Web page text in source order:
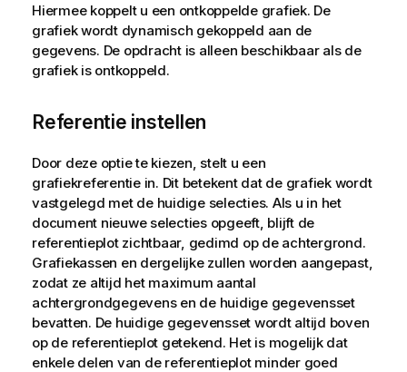
Hiermee koppelt u een ontkoppelde grafiek. De
grafiek wordt dynamisch gekoppeld aan de
gegevens. De opdracht is alleen beschikbaar als de
grafiek is ontkoppeld.
Referentie instellen
Door deze optie te kiezen, stelt u een
grafiekreferentie in. Dit betekent dat de grafiek wordt
vastgelegd met de huidige selecties. Als u in het
document nieuwe selecties opgeeft, blijft de
referentieplot zichtbaar, gedimd op de achtergrond.
Grafiekassen en dergelijke zullen worden aangepast,
zodat ze altijd het maximum aantal
achtergrondgegevens en de huidige gegevensset
bevatten. De huidige gegevensset wordt altijd boven
op de referentieplot getekend. Het is mogelijk dat
enkele delen van de referentieplot minder goed